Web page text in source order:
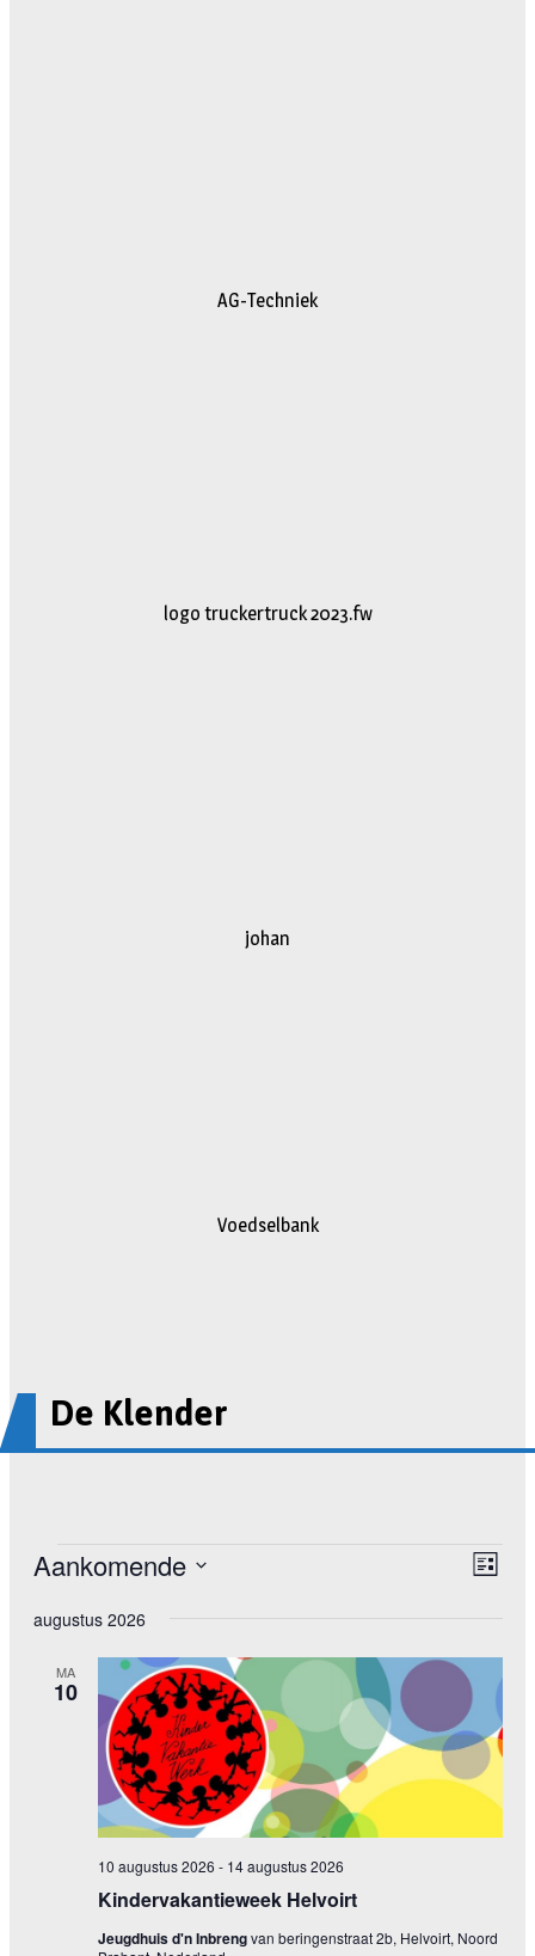
AG-Techniek
logo truckertruck 2023.fw
johan
Voedselbank
De Klender